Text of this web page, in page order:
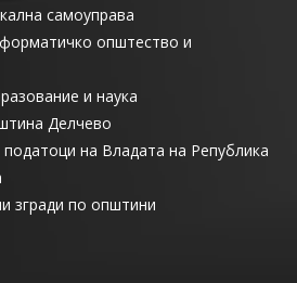
самоуправа
општество и
и наука
Делчево
на Владата на Република
згради по општини